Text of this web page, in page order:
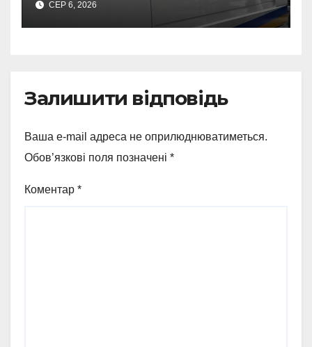
росіян
СЕР 6, 2026
Залишити відповідь
Ваша e-mail адреса не оприлюднюватиметься.
Обов’язкові поля позначені *
Коментар *